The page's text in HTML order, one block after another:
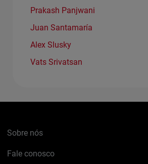
Prakash Panjwani
Juan Santamaría
Alex Slusky
Vats Srivatsan
Sobre nós
Fale conosco